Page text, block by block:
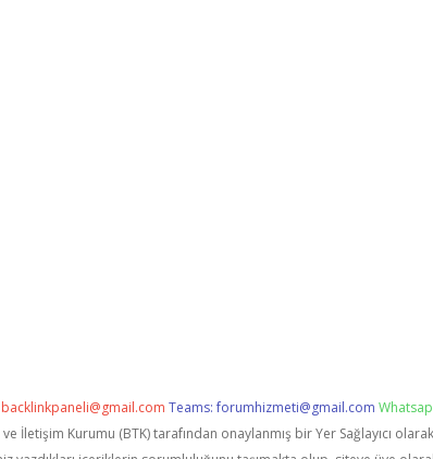
backlinkpaneli@gmail.com Teams:forumhizmeti@gmail.com
ve İletişim Kurumu (BTK) tarafından onaylanmış bir Yer Sağlayıcı